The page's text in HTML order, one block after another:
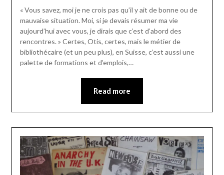
« Vous savez, moi je ne crois pas qu’il y ait de bonne ou de
mauvaise situation. Moi, si je devais résumer ma vie
aujourd’hui avec vous, je dirais que c’est d’abord des
rencontres. » Certes, Otis, certes, mais le métier de
bibliothécaire (et un peu plus), en Suisse, c’est aussi une
palette de formations et d’emplois,…
Read more